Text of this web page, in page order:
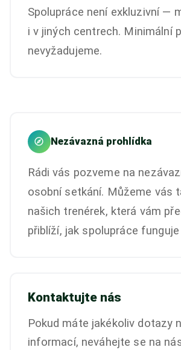
Spolupráce není exkluzivní —
i v jiných centrech. Minimální
nevyžadujeme.
Nezávazná prohlídka
Rádi vás pozveme na
osobní setkání. Můžeme vás
našich trenérek, která vám
přiblíží, jak spolupráce funguje
Kontaktujte nás
Pokud máte jakékoliv dotazy
informací, neváhejte se na